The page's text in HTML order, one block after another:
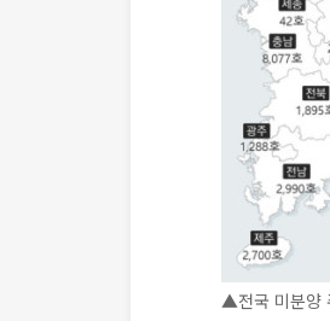
▲전국 미분양